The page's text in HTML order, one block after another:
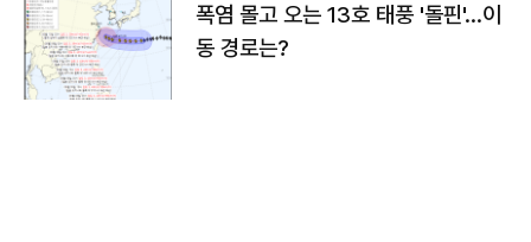
폭염 몰고 오는 13호 태풍 '돌핀'…이
동 경로는?